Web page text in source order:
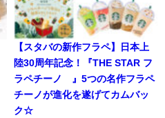
【スタバの新作フラペ】日本上
陸30周年記念！『THE STAR フ
ラペチーノ®』5つの名作フラペ
チーノが進化を遂げてカムバッ
ク☆